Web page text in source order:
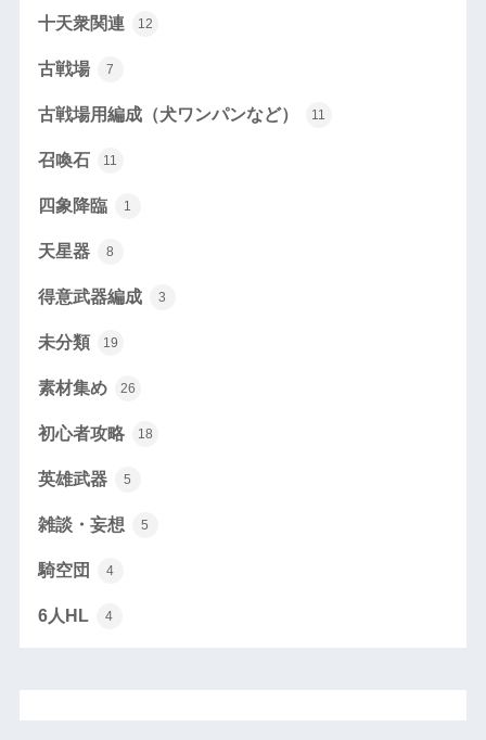
十天衆関連 12
古戦場 7
古戦場用編成（犬ワンパンなど） 11
召喚石 11
四象降臨 1
天星器 8
得意武器編成 3
未分類 19
素材集め 26
初心者攻略 18
英雄武器 5
雑談・妄想 5
騎空団 4
6人HL 4